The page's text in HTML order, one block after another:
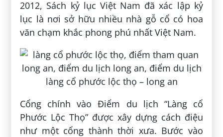
2012, Sách kỷ lục Việt Nam đã xác lập kỷ
lục là nơi sở hữu nhiều nhà gỗ cổ có hoa
văn chạm khắc phong phú nhất Việt Nam.
Cổng chính vào Điểm du lịch “Làng cổ
Phước Lộc Thọ” được xây dựng cách điệu
như một cổng thành thời xưa. Bước vào